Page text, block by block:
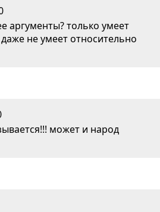
аргументы? только умеет
не умеет относительно
может и народ